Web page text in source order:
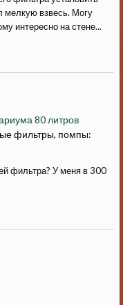
мелкую взвесь. Могу
интересно на стене...
80 литров
фильтры, помпы:
фильтра? У меня в 300